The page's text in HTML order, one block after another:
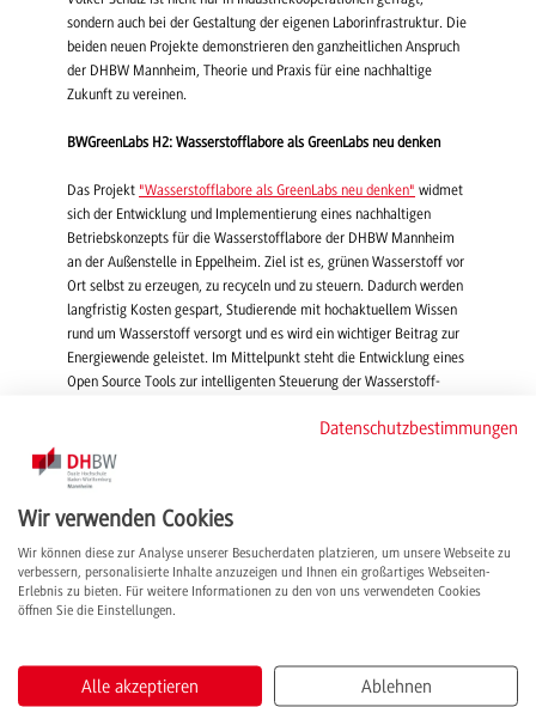
sondern auch bei der Gestaltung der eigenen Laborinfrastruktur. Die
beiden neuen Projekte demonstrieren den ganzheitlichen Anspruch
der DHBW Mannheim, Theorie und Praxis für eine nachhaltige
Zukunft zu vereinen.
BWGreenLabs H2: Wasserstofflabore als GreenLabs neu denken
Das Projekt "Wasserstofflabore als GreenLabs neu denken" widmet
sich der Entwicklung und Implementierung eines nachhaltigen
Betriebskonzepts für die Wasserstofflabore der DHBW Mannheim
an der Außenstelle in Eppelheim. Ziel ist es, grünen Wasserstoff vor
Ort selbst zu erzeugen, zu recyceln und zu steuern. Dadurch werden
langfristig Kosten gespart, Studierende mit hochaktuellem Wissen
rund um Wasserstoff versorgt und es wird ein wichtiger Beitrag zur
Energiewende geleistet. Im Mittelpunkt steht die Entwicklung eines
Open Source Tools zur intelligenten Steuerung der Wasserstoff-
übertragbar machen und anderen Hochschulen und dualen
Partnerfirmen der DHBW zur Verfügung stehen. Das Projekt wird im
Rahmen des Ideenwettbewerbs "BWGreenLabs: Nachhaltige
Landes Baden-Württemberg" vom Ministerium für Wissenschaft,
Forschung und Kunst gefördert. "Die Förderung stellt das Seed
Funding für das Konzept dar. Wir werden das Konzept einreichen
und uns damit beim Land für das Preisgeld von 100.000 € bewerben.
Die drei besten Konzepte erhalten den Zuschlag und können das
ProjektleiterProf. Dr. Volker Schulz.
Datenschutzbestimmungen
Wir verwenden Cookies
Wir können diese zur Analyse unserer Besucherdaten platzieren, um unsere Webseite zu
verbessern, personalisierte Inhalte anzuzeigen und Ihnen ein großartiges Webseiten-
Erlebnis zu bieten. Für weitere Informationen zu den von uns verwendeten Cookies
öffnen Sie die Einstellungen.
Alle akzeptieren Ablehnen